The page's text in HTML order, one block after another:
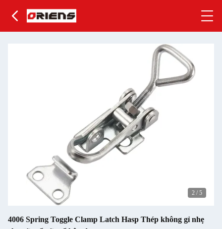
2 / 5
4006 Spring Toggle Clamp Latch Hasp Thép không gỉ nhẹ